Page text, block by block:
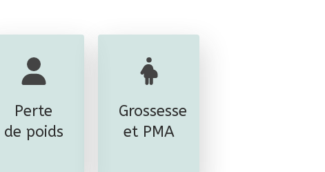
Perte
de poids
Grossesse
et PMA